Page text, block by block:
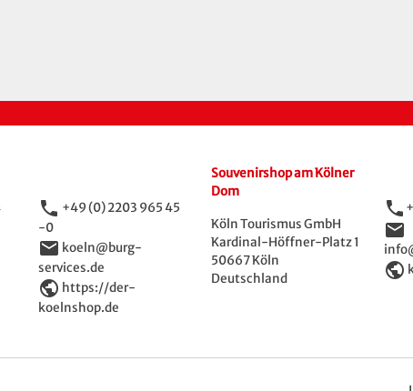
phone +49 (0) 2203 965 45
-0
email koeln@burg-
services.de
public https://der-
koelnshop.de
Souvenirshop am Kölner
Dom
Köln Tourismus GmbH
Kardinal-Höffner-Platz 1
50667 Köln
Deutschland
phone
email
public